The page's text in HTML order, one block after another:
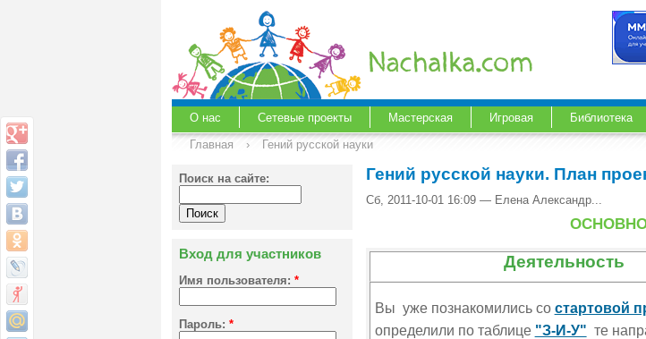
О нас Сетевые проекты Мастерская Игровая Библиотека
Главная
› Гений русской науки
Поиск на сайте:
Вход для участников
Имя пользователя: *
Пароль: *
Гений русской науки. План
Сб, 2011-10-01 16:09 — Елена Александр...
Деятельность
Вы уже познакомились со стартовой
определили по таблице "З-И-У" те